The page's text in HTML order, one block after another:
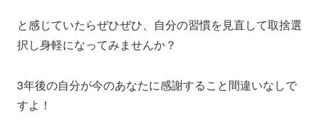
と感じていたらぜひぜひ、自分の習慣を見直して取捨選
択し身軽になってみませんか？
3年後の自分が今のあなたに感謝すること間違いなしで
すよ！